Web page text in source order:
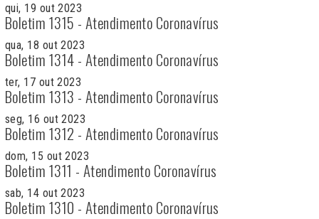
qui, 19 out 2023
Boletim 1315 - Atendimento Coronavírus
qua, 18 out 2023
Boletim 1314 - Atendimento Coronavírus
ter, 17 out 2023
Boletim 1313 - Atendimento Coronavírus
seg, 16 out 2023
Boletim 1312 - Atendimento Coronavírus
dom, 15 out 2023
Boletim 1311 - Atendimento Coronavírus
sab, 14 out 2023
Boletim 1310 - Atendimento Coronavírus